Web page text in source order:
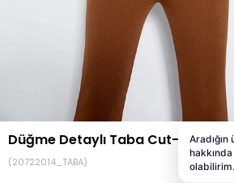
Düğme Detaylı Taba Cut-Out Bluz
(20722014_TABA)